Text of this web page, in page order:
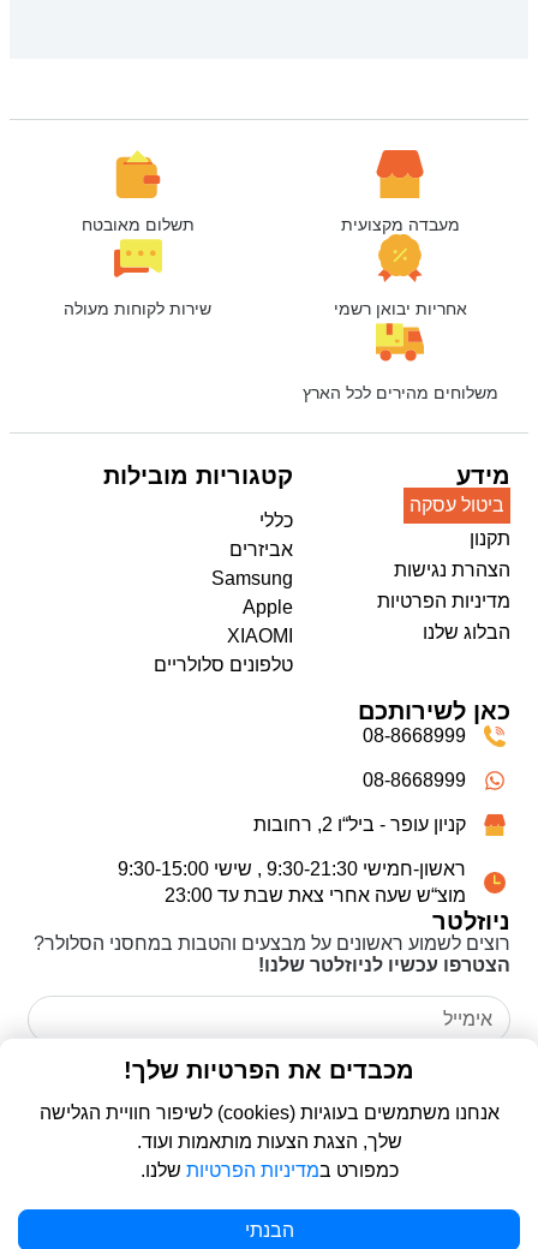
מעבדה מקצועית תשלום מאובטח
אחריות יבואן רשמי שירות לקוחות מעולה
משלוחים מהירים לכל הארץ
ניוזלטר
רוצים לשמוע ראשונים על מבצעים והטבות במחסני הסלולר?
הצטרפו עכשיו לניוזלטר שלנו!
אני מאשר/ת כי קראתי אתמדיניות הפרטיותואני מסכים/ה
לשימוש בפרטים שמסרתי לצורך יצירת קשר ומענה לפנייה שלי.
שליחה
מידע
ביטול עסקה
תקנון
הצהרת נגישות
מדיניות הפרטיות
הבלוג שלנו
קטגוריות מובילות
כללי
אביזרים
Samsung
Apple
XIAOMI
טלפונים סלולריים
כאן לשירותכם
08-8668999
08-8668999
קניון עופר - ביל“ו 2, רחובות
ראשון-חמישי 9:30-21:30 , שישי 9:30-15:00
מוצ“ש שעה אחרי צאת שבת עד 23:00
מכבדים את הפרטיות שלך!
אנחנו משתמשים בעוגיות (cookies) לשיפור חוויית הגלישה
שלך, הצגת הצעות מותאמות ועוד.
כמפורט במדיניות הפרטיות שלנו.
הבנתי
Kindsuit Case עבור Galaxy S25+ - שחור
הוספה לסל